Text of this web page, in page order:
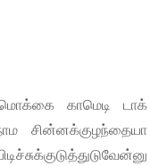
மொக்கை காமெடி டாக்
சின்னக்குழந்தையா